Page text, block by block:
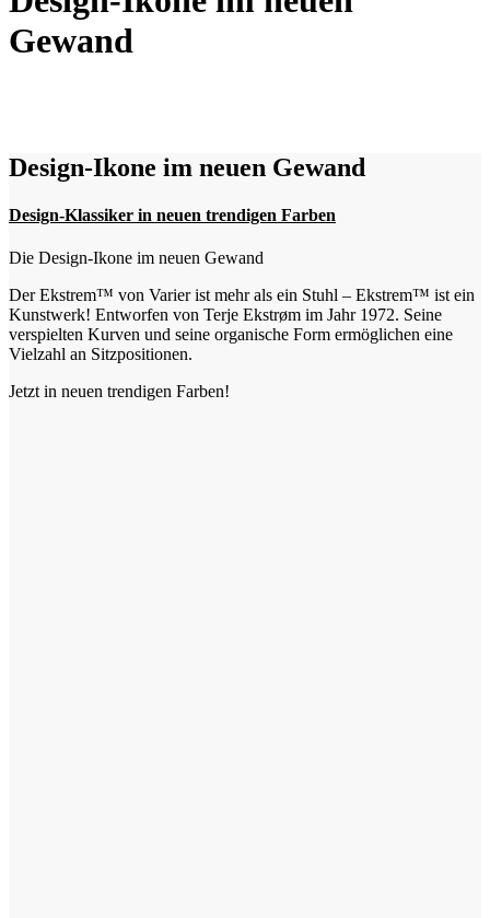
Gewand
Design-Ikone im neuen Gewand
Design-Klassiker in neuen trendigen Farben
Die Design-Ikone im neuen Gewand
Der Ekstrem™ von Varier ist mehr als ein Stuhl – Ekstrem™ ist ein
Kunstwerk! Entworfen von Terje Ekstrøm im Jahr 1972. Seine
verspielten Kurven und seine organische Form ermöglichen eine
Vielzahl an Sitzpositionen.
Jetzt in neuen trendigen Farben!